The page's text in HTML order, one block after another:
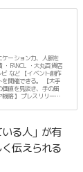
ント創作
できる。 【大手
値を見抜き、手の届
る人」が有
伝えられる